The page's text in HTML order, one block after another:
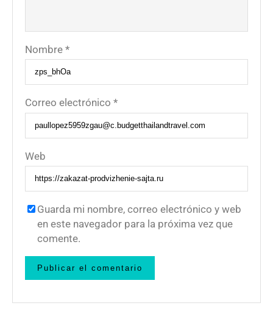
Nombre *
Correo electrónico *
Web
Guarda mi nombre, correo electrónico y web
en este navegador para la próxima vez que
comente.